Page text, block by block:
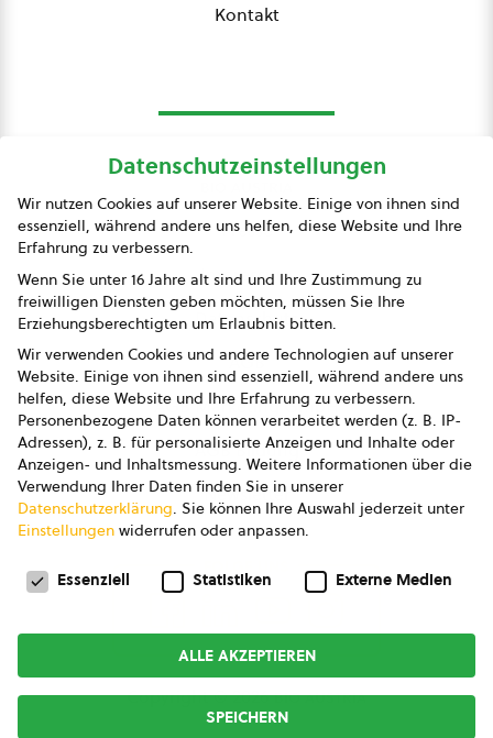
Kontakt
Presse
Impressum
Datenschutz
AGB
AGB Marketing GmbH
AGB Bildung
Newsletter
Copyright © 2026bio austria
Datenschutzeinstellungen
Wir nutzen Cookies auf unserer Website. Einige von ihnen sind
essenziell, während andere uns helfen, diese Website und Ihre
Erfahrung zu verbessern.
Wenn Sie unter 16 Jahre alt sind und Ihre Zustimmung zu
freiwilligen Diensten geben möchten, müssen Sie Ihre
Erziehungsberechtigten um Erlaubnis bitten.
Wir verwenden Cookies und andere Technologien auf unserer
Website. Einige von ihnen sind essenziell, während andere uns
helfen, diese Website und Ihre Erfahrung zu verbessern.
Personenbezogene Daten können verarbeitet werden (z. B. IP-
Adressen), z. B. für personalisierte Anzeigen und Inhalte oder
Anzeigen- und Inhaltsmessung. Weitere Informationen über die
Verwendung Ihrer Daten finden Sie in unserer
Datenschutzerklärung. Sie können Ihre Auswahl jederzeit unter
Einstellungen widerrufen oder anpassen.
Datenschutzeinstellungen
Essenziell Statistiken Externe Medien
ALLE AKZEPTIEREN
SPEICHERN